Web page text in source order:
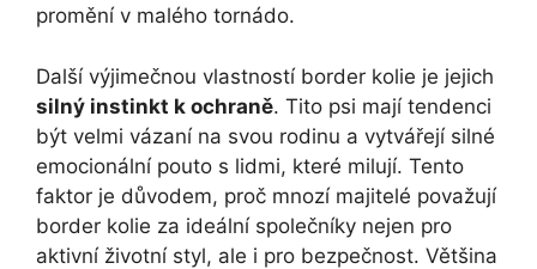
promění v malého tornádo.
Další výjimečnou vlastností border kolie je jejich
silný instinkt k ochraně. Tito psi mají tendenci
být velmi vázaní na svou rodinu a vytvářejí silné
emocionální pouto s lidmi, které milují. Tento
faktor je důvodem, proč mnozí majitelé považují
border kolie za ideální společníky nejen pro
aktivní životní styl, ale i pro bezpečnost. Většina